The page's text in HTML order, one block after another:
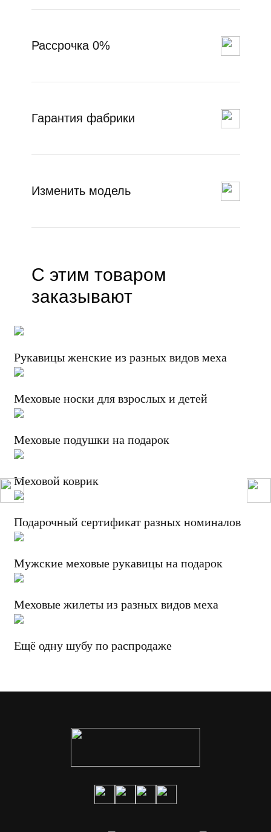
Рассрочка 0%
Гарантия фабрики
Изменить модель
С этим товаром
заказывают
Рукавицы женские из разных видов меха
Меховые носки для взрослых и детей
Меховые подушки на подарок
Меховой коврик
Подарочный сертификат разных номиналов
Мужские меховые рукавицы на подарок
Меховые жилеты из разных видов меха
Ещё одну шубу по распродаже